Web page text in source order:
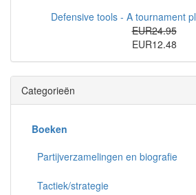
Defensive tools - A tournament
EUR24.95
EUR12.48
Categorieën
Boeken
Partijverzamelingen en biografie
Tactiek/strategie